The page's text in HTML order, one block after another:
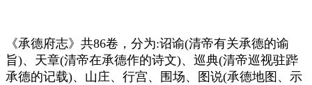
《承德府志》共86卷，分为:诏谕(清帝有关承德的谕
旨)、天章(清帝在承德作的诗文)、巡典(清帝巡视驻跸
承德的记载)、山庄、行宫、围场、图说(承德地图、示